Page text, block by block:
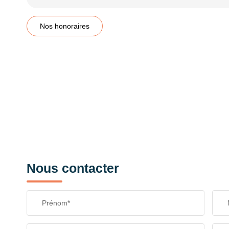
Nos honoraires
Nous contacter
Prénom*